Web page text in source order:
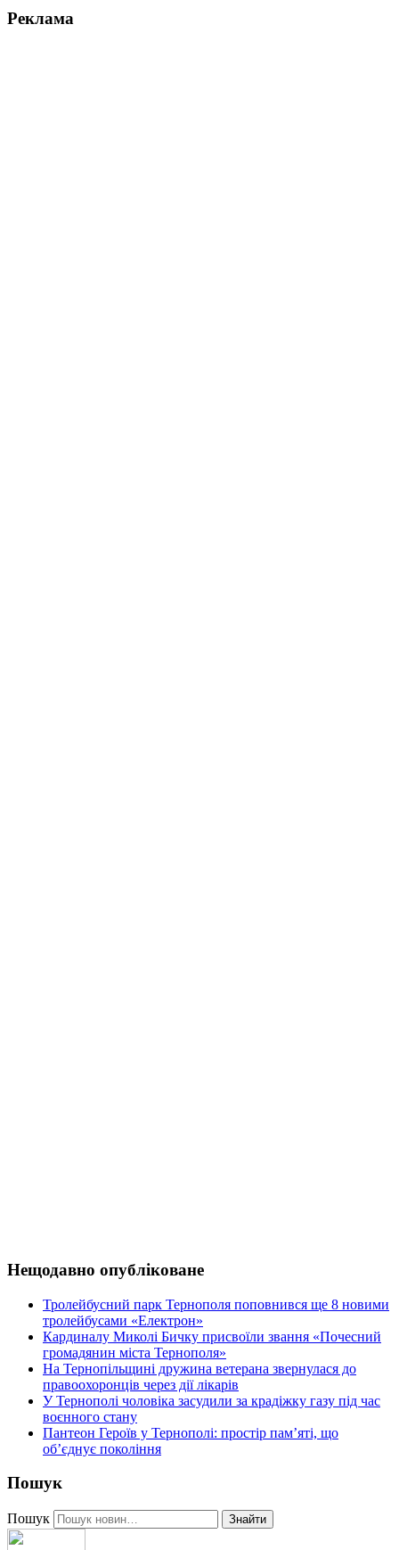
Реклама
Нещодавно опубліковане
Тролейбусний парк Тернополя поповнився ще 8 новими
тролейбусами «Електрон»
Кардиналу Миколі Бичку присвоїли звання «Почесний
громадянин міста Тернополя»
На Тернопільщині дружина ветерана звернулася до
правоохоронців через дії лікарів
У Тернополі чоловіка засудили за крадіжку газу під час
воєнного стану
Пантеон Героїв у Тернополі: простір пам’яті, що
об’єднує покоління
Пошук
Пошук Знайти